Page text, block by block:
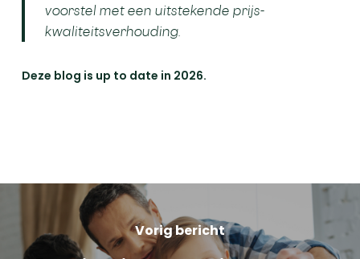
voorstel met een uitstekende prijs-
kwaliteitsverhouding.
Deze blog is up to date in 2026.
Vorig bericht